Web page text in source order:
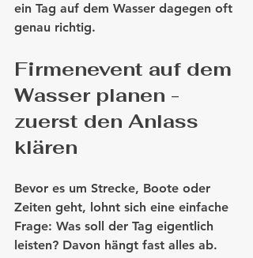
ein Tag auf dem Wasser dagegen oft
genau richtig.
Firmenevent auf dem
Wasser planen -
zuerst den Anlass
klären
Bevor es um Strecke, Boote oder
Zeiten geht, lohnt sich eine einfache
Frage: Was soll der Tag eigentlich
leisten? Davon hängt fast alles ab.